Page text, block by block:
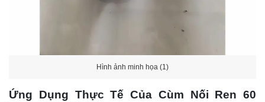
Hình ảnh minh họa (1)
Ứng Dụng Thực Tế Của Cùm Nối Ren 60